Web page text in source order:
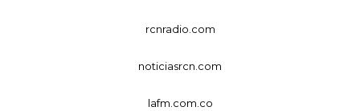
rcnradio.com
noticiasrcn.com
lafm.com.co